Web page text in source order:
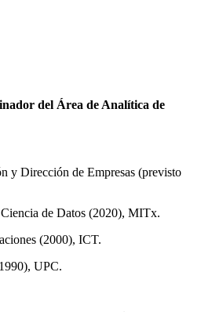
del Área de Analítica de
y Dirección de Empresas (previsto
de Datos (2020), MITx.
(2000), ICT.
UPC.